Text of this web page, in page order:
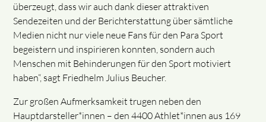
überzeugt, dass wir auch dank dieser attraktiven
Sendezeiten und der Berichterstattung über sämtliche
Medien nicht nur viele neue Fans für den Para Sport
begeistern und inspirieren konnten, sondern auch
Menschen mit Behinderungen für den Sport motiviert
haben“, sagt Friedhelm Julius Beucher.
Zur großen Aufmerksamkeit trugen neben den
Hauptdarsteller*innen – den 4400 Athlet*innen aus 169